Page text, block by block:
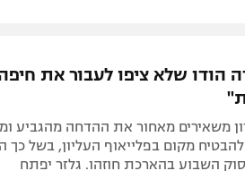
הודו שלא ציפו לעבור את
משאירים מאחור את ההדחה מהגביע
להבטיח מקום בפלייאוף העליון, בשל
השבוע בהארכת חוזהו. גלזר יפתח